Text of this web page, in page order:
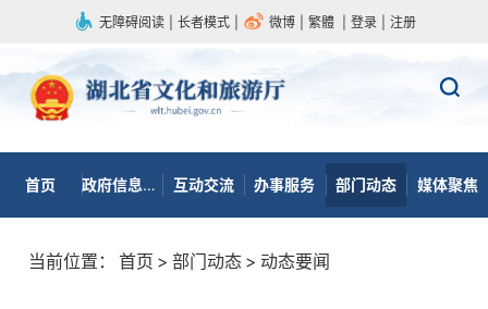
无障碍阅读 长者模式 微博 繁體 登录 注册
首页 政府信息公开 互动交流 办事服务 部门动态 媒体聚焦
当前位置： 首页 > 部门动态 > 动态要闻